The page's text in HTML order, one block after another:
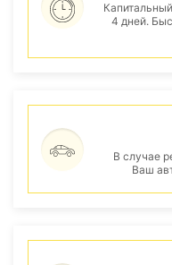
4 дней.
В случае
Ваш